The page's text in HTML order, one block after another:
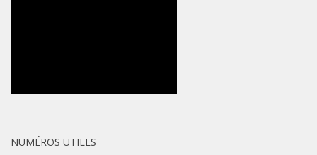
NUMÉROS UTILES